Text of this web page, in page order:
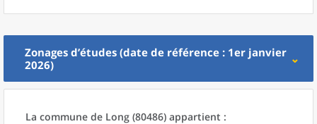
Zonages d’études (date de référence : 1er janvier
2026)
La commune de Long (80486) appartient :